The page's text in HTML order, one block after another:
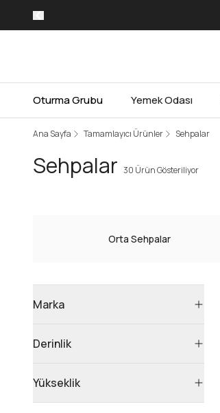
Oturma Grubu Yemek Odası
Ana Sayfa Tamamlayıcı Ürünler Sehpalar
Sehpalar 30 Ürün Gösteriliyor
Orta Sehpalar
Marka
Derinlik
Yükseklik